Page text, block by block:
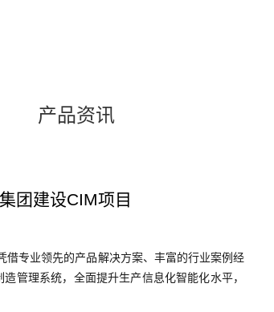
产品资讯
团建设CIM项目
借专业领先的产品解决方案、丰富的行业案例经
管理系统，全面提升生产信息化智能化水平，